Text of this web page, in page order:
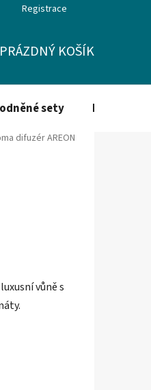
Registrace
PRÁZDNÝ KOŠÍK
sety Dezinfekce
difuzér AREON
vůně s